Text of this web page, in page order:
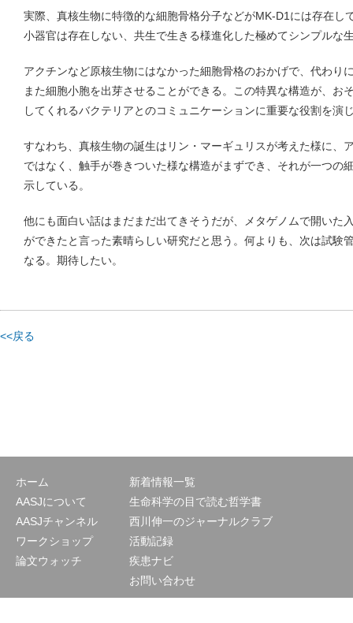
実際、真核生物に特徴的な細胞骨格分子などがMK-D1には存在し
小器官は存在しない、共生で生きる様進化した極めてシンプルな
アクチンなど原核生物にはなかった細胞骨格のおかげで、代わり
また細胞小胞を出芽させることができる。この特異な構造が、お
してくれるバクテリアとのコミュニケーションに重要な役割を演
すなわち、真核生物の誕生はリン・マーギュリスが考えた様に、
ではなく、触手が巻きついた様な構造がまずでき、それが一つの
示している。
他にも面白い話はまだまだ出てきそうだが、メタゲノムで開いた
ができたと言った素晴らしい研究だと思う。何よりも、次は試験
なる。期待したい。
<<戻る
ホーム
AASJについて
AASJチャンネル
ワークショップ
論文ウォッチ
新着情報一覧
生命科学の目で読む哲学書
西川伸一のジャーナルクラブ
活動記録
疾患ナビ
お問い合わせ